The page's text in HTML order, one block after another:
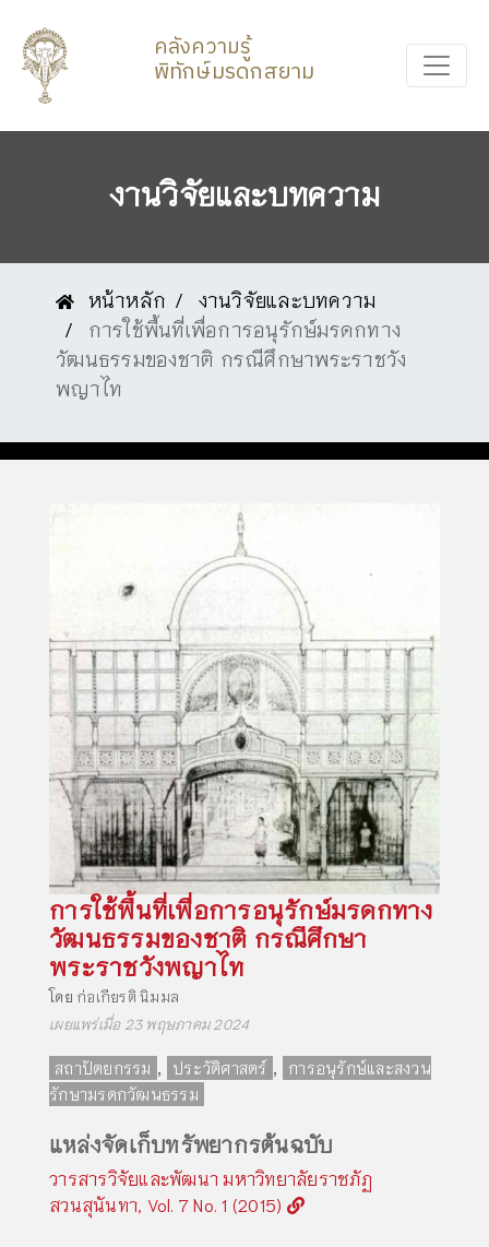
คลังความรู้
พิทักษ์มรดกสยาม
งานวิจัยและบทความ
หน้าหลัก
งานวิจัยและบทความ
การใช้พื้นที่เพื่อการอนุรักษ์มรดกทาง
วัฒนธรรมของชาติ กรณีศึกษาพระราชวัง
พญาไท
การใช้พื้นที่เพื่อการอนุรักษ์มรดกทาง
วัฒนธรรมของชาติ กรณีศึกษา
พระราชวังพญาไท
โดย ก่อเกียรติ นิมมล
เผยแพร่เมื่อ 23 พฤษภาคม 2024
สถาปัตยกรรม , ประวัติศาสตร์ ,
การอนุรักษ์และสงวน
รักษามรดกวัฒนธรรม
แหล่งจัดเก็บทรัพยากรต้นฉบับ
วารสารวิจัยและพัฒนา มหาวิทยาลัยราชภัฏ
สวนสุนันทา, Vol. 7 No. 1 (2015)